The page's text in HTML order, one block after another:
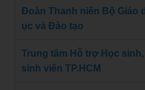
Đoàn Thanh niên Bộ Giáo d
ục và Đào tạo
Trung tâm Hỗ trợ Học sinh,
sinh viên TP.HCM